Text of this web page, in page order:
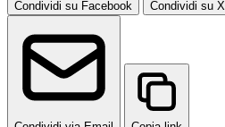
Condividi su Facebook Condividi su X